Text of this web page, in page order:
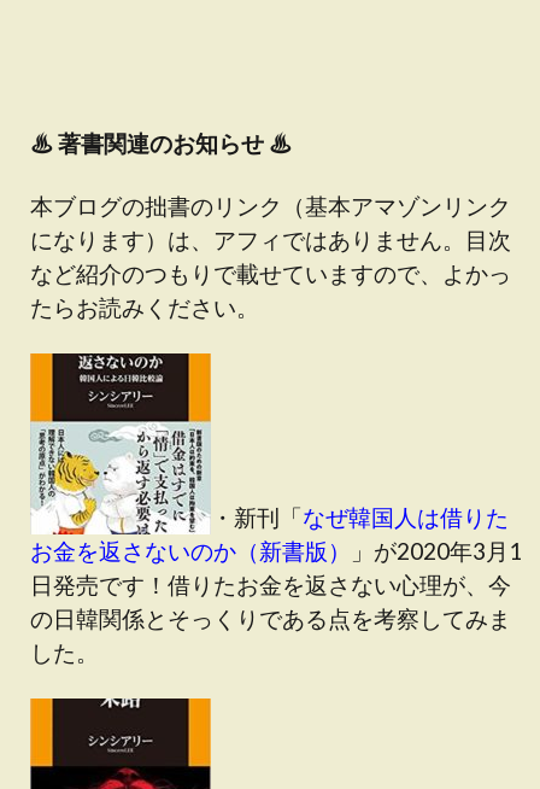
♨著書関連のお知らせ ♨
本ブログの拙書のリンク（基本アマゾンリンク
になります）は、アフィではありません。目次
など紹介のつもりで載せていますので、よかっ
たらお読みください。
・新刊「なぜ韓国人は借りた
お金を返さないのか（新書版）
」が2020年3月1
日発売です！借りたお金を返さない心理が、今
の日韓関係とそっくりである点を考察してみま
した。